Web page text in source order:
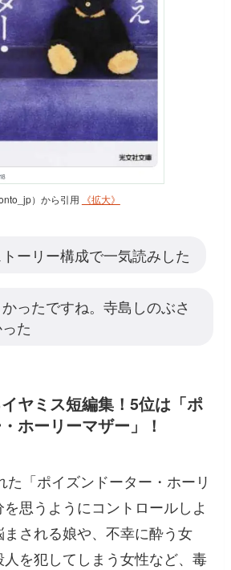
）から引用 《拡大》
ーリー構成で一気読みした
ったですね。寺島しのぶさ
た
ヤミス短編集！5位は「ポ
ホーリーマザー」！
た「ポイズンドーター・ホーリ
思うようにコントロールしよ
まされる娘や、不幸に酔う女
を犯してしまう女性など、毒